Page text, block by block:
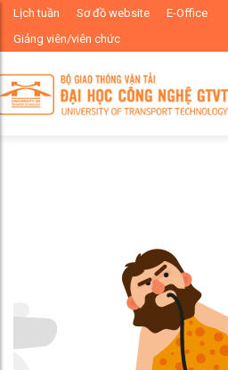
Lịch tuần Sơ đồ website
E-Office
Giảng viên/viên chức